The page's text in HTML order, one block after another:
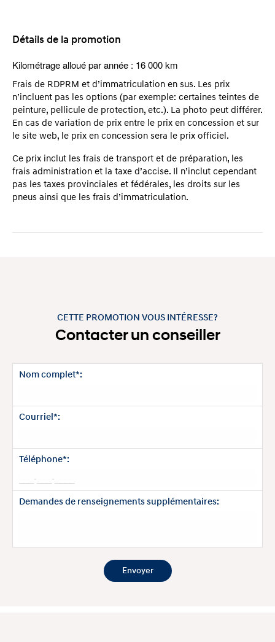
Détails de la promotion
Kilométrage alloué par année : 16 000 km
Frais de RDPRM et d’immatriculation en sus. Les prix
n’incluent pas les options (par exemple: certaines teintes de
peinture, pellicule de protection, etc.). La photo peut différer.
En cas de variation de prix entre le prix en concession et sur
le site web, le prix en concession sera le prix officiel.
Ce prix inclut les frais de transport et de préparation, les
frais administration et la taxe d’accise. Il n’inclut cependant
pas les taxes provinciales et fédérales, les droits sur les
pneus ainsi que les frais d’immatriculation.
CETTE PROMOTION VOUS INTÉRESSE?
Contacter un conseiller
Nom complet*:
Courriel*:
Téléphone*:
Demandes de renseignements supplémentaires: